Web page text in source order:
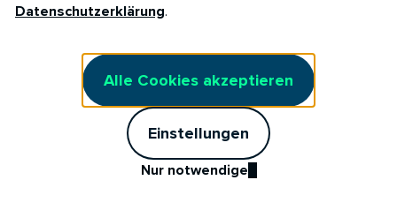
Kunden werben Kunden
Stromtarif kündigen
Vertrag widerrufen
Cookie Einstellungen
Datenschutzerklärung.
Alle Cookies akzeptieren
Einstellungen
Nur notwendige